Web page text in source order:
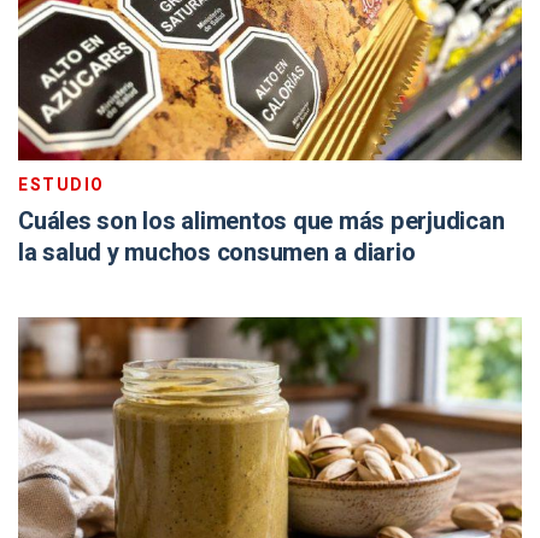
ESTUDIO
Cuáles son los alimentos que más perjudican
la salud y muchos consumen a diario